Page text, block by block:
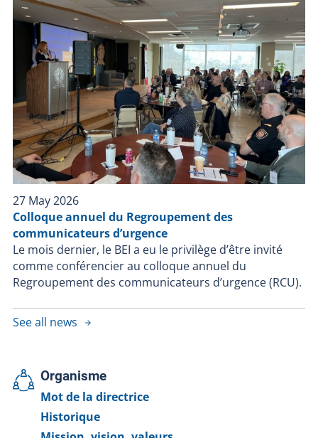
27 May 2026
Colloque annuel du Regroupement des
communicateurs d’urgence
Le mois dernier, le BEI a eu le privilège d’être invité
comme conférencier au colloque annuel du
Regroupement des communicateurs d’urgence (RCU).
See all news
Organisme
Mot de la directrice
Historique